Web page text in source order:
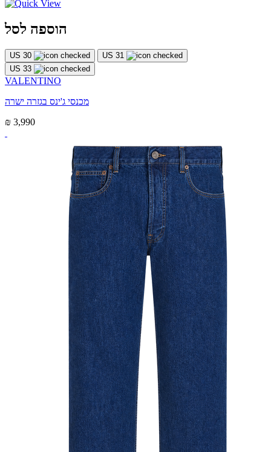
הוספה לסל
US 30
US 31
US 33
VALENTINO
מכנסי ג'ינס בגזרה ישרה
₪ 3,990